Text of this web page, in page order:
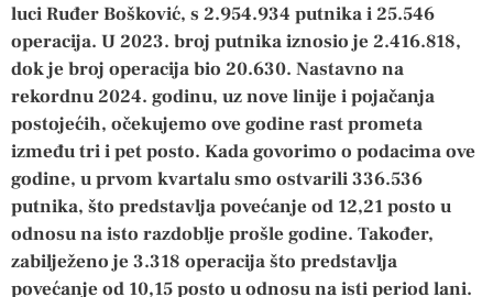
luci Ruđer Bošković, s 2.954.934 putnika i 25.546
operacija. U 2023. broj putnika iznosio je 2.416.818,
dok je broj operacija bio 20.630. Nastavno na
rekordnu 2024. godinu, uz nove linije i pojačanja
postojećih, očekujemo ove godine rast prometa
između tri i pet posto. Kada govorimo o podacima ove
godine, u prvom kvartalu smo ostvarili 336.536
putnika, što predstavlja povećanje od 12,21 posto u
odnosu na isto razdoblje prošle godine. Također,
zabilježeno je 3.318 operacija što predstavlja
povećanje od 10,15 posto u odnosu na isti period lani.